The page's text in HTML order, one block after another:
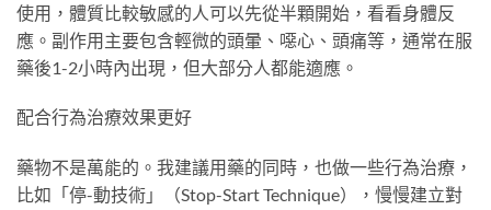
使用，體質比較敏感的人可以先從半顆開始，看看身體反
應。副作用主要包含輕微的頭暈、噁心、頭痛等，通常在服
藥後1-2小時內出現，但大部分人都能適應。
配合行為治療效果更好
藥物不是萬能的。我建議用藥的同時，也做一些行為治療，
比如「停-動技術」（Stop-Start Technique），慢慢建立對